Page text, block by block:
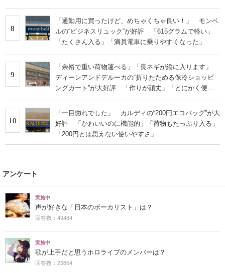
8
「通勤用に買ったけど、めちゃくちゃ良い！」 モンベ
ルの“ビジネスリュック”が好評 「615グラムで軽い」
「たくさん入る」「満員電車に乗りやすくなった」
9
「余裕で重い荷物運べる」「長ネギが縦に入ります」
ディーンアンドデルーカの“折りたためる保冷ショッピ
ングカート”が大好評 「作りが頑丈」「とにかく便
10
「一目惚れでした」 カルディの“200円エコバッグ”が大
好評 「かわいいのに機能的」「荷物もたっぷり入る」
「200円とは思えない使いやすさ」
アンケート
実施中
声が好きな「日本のボーカリスト」は？
回答数：49484
実施中
歌が上手だと思うホロライブのメンバーは？
回答数：23864